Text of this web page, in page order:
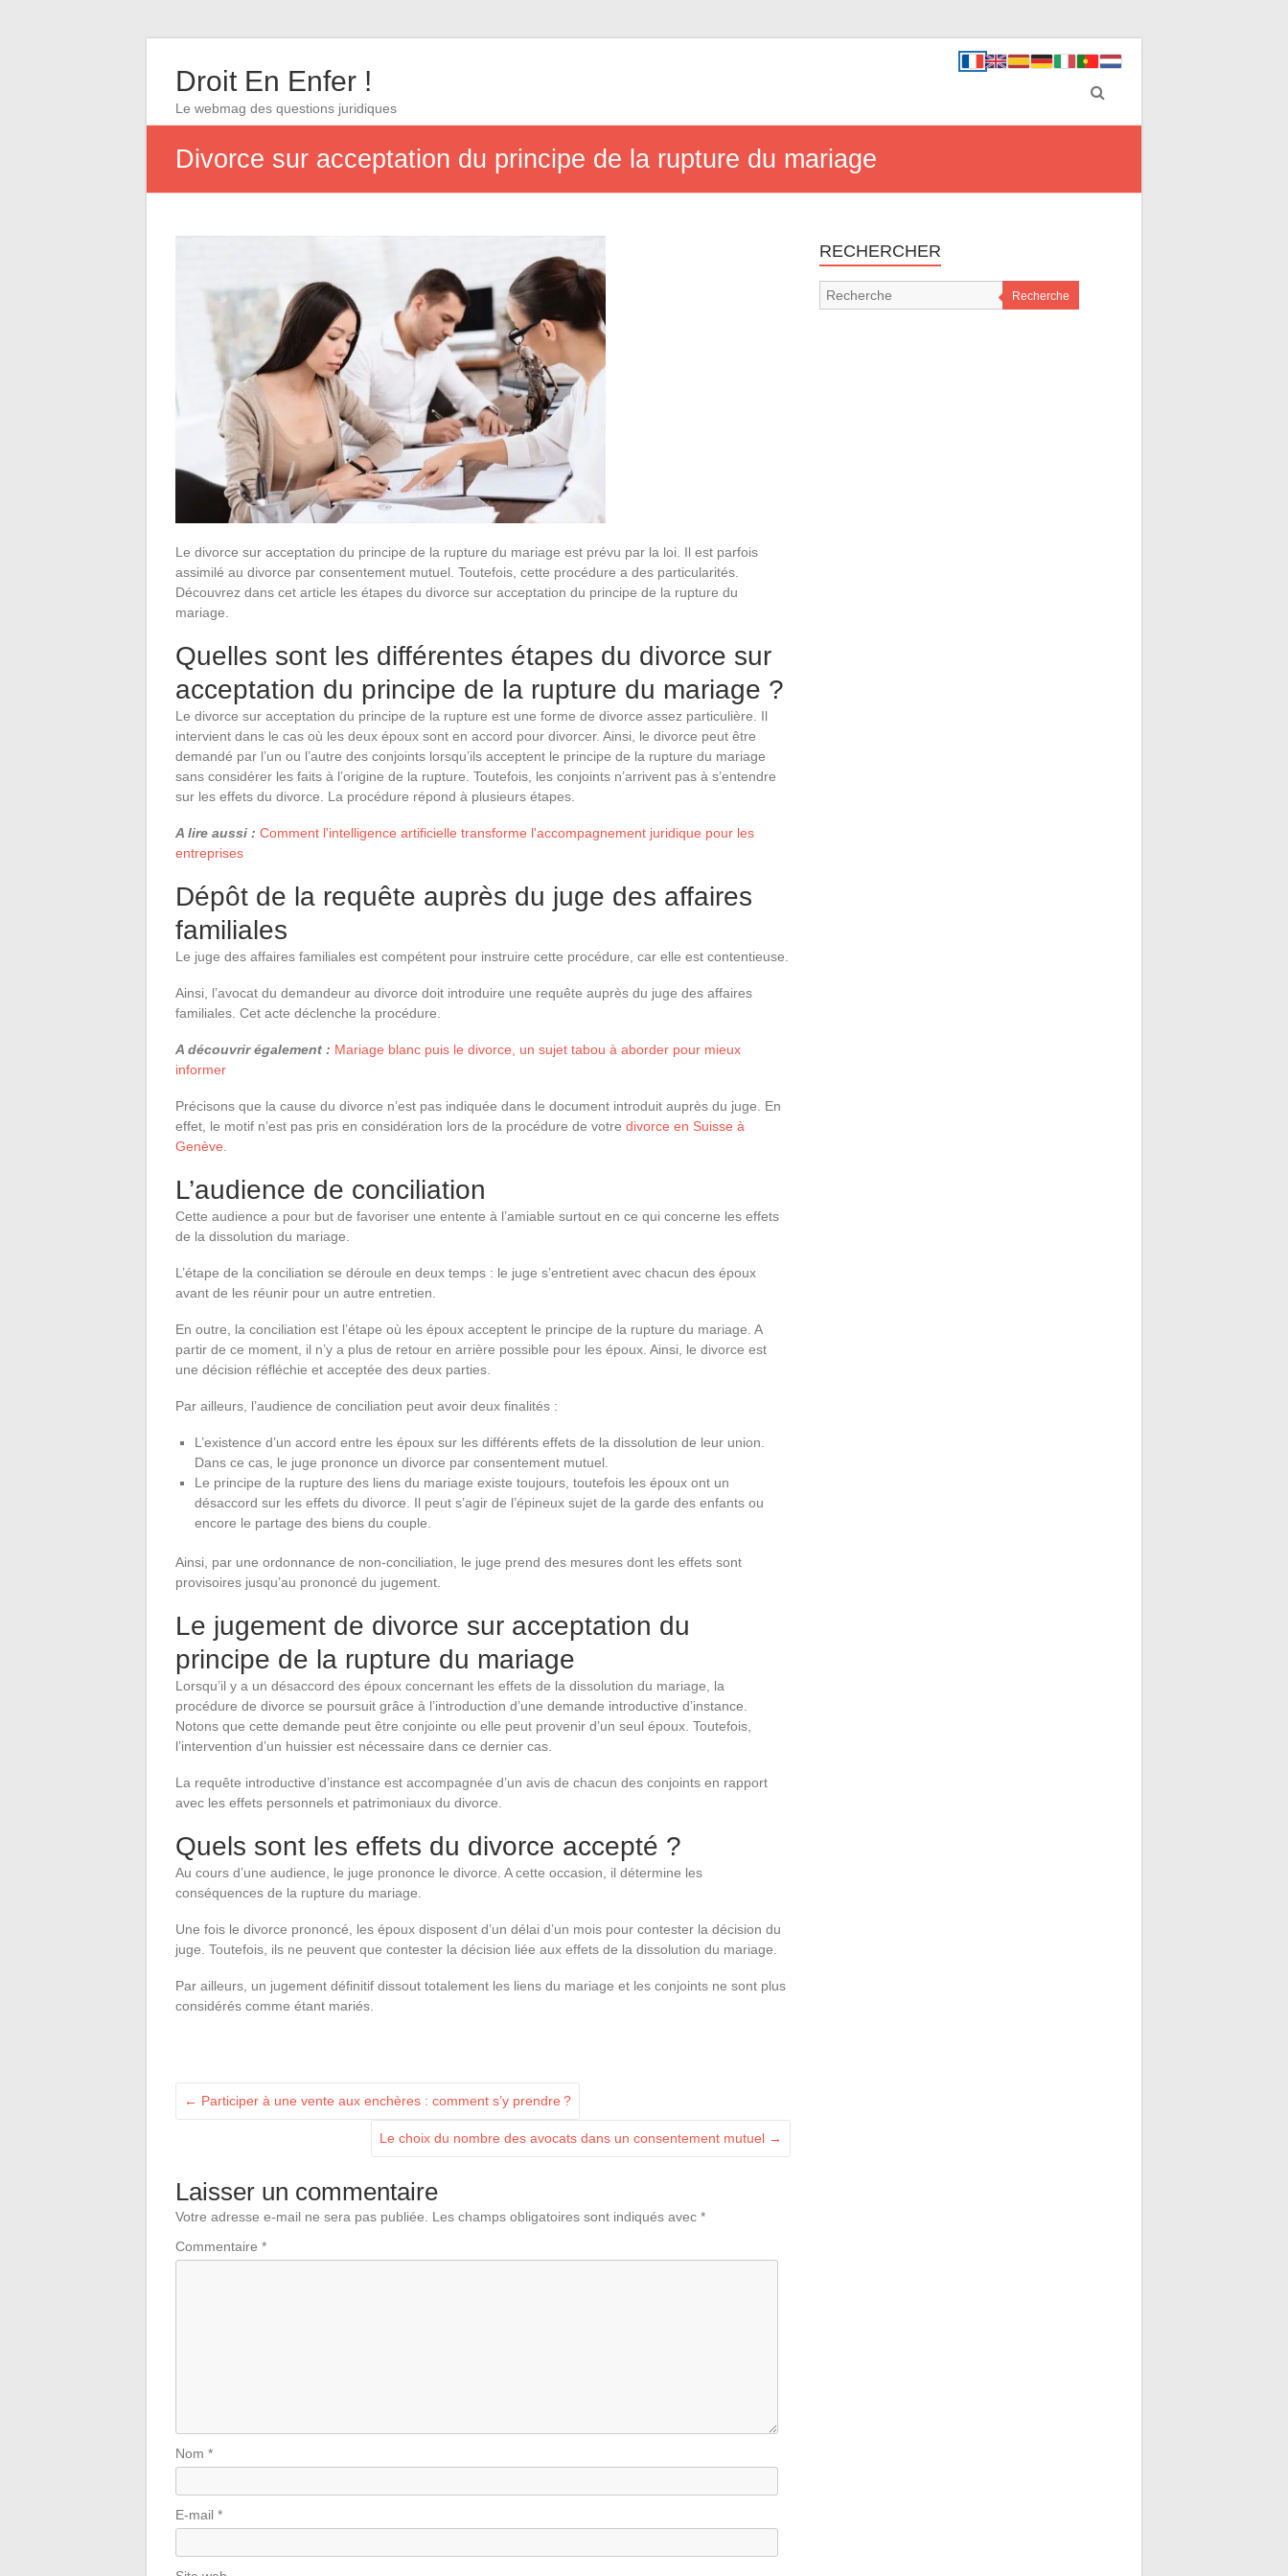
Droit En Enfer !
Le webmag des questions juridiques
Divorce sur acceptation du principe de la rupture du mariage
Le divorce sur acceptation du principe de la rupture du mariage est prévu par la loi. Il est parfois
assimilé au divorce par consentement mutuel. Toutefois, cette procédure a des particularités.
Découvrez dans cet article les étapes du divorce sur acceptation du principe de la rupture du
mariage.
Quelles sont les différentes étapes du divorce sur
acceptation du principe de la rupture du mariage ?
Le divorce sur acceptation du principe de la rupture est une forme de divorce assez particulière. Il
intervient dans le cas où les deux époux sont en accord pour divorcer. Ainsi, le divorce peut être
demandé par l’un ou l’autre des conjoints lorsqu’ils acceptent le principe de la rupture du mariage
sans considérer les faits à l’origine de la rupture. Toutefois, les conjoints n’arrivent pas à s’entendre
sur les effets du divorce. La procédure répond à plusieurs étapes.
A lire aussi : Comment l'intelligence artificielle transforme l'accompagnement juridique pour les
entreprises
Dépôt de la requête auprès du juge des affaires
familiales
Le juge des affaires familiales est compétent pour instruire cette procédure, car elle est contentieuse.
Ainsi, l’avocat du demandeur au divorce doit introduire une requête auprès du juge des affaires
familiales. Cet acte déclenche la procédure.
A découvrir également : Mariage blanc puis le divorce, un sujet tabou à aborder pour mieux
informer
Précisons que la cause du divorce n’est pas indiquée dans le document introduit auprès du juge. En
effet, le motif n’est pas pris en considération lors de la procédure de votre divorce en Suisse à
Genève
L’audience de conciliation
Cette audience a pour but de favoriser une entente à l’amiable surtout en ce qui concerne les effets
de la dissolution du mariage.
L’étape de la conciliation se déroule en deux temps : le juge s’entretient avec chacun des époux
avant de les réunir pour un autre entretien.
En outre, la conciliation est l’étape où les époux acceptent le principe de la rupture du mariage. A
partir de ce moment, il n’y a plus de retour en arrière possible pour les époux. Ainsi, le divorce est
une décision réfléchie et acceptée des deux parties.
Par ailleurs, l’audience de conciliation peut avoir deux finalités :
L’existence d’un accord entre les époux sur les différents effets de la dissolution de leur union.
Dans ce cas, le juge prononce un divorce par consentement mutuel.
Le principe de la rupture des liens du mariage existe toujours, toutefois les époux ont un
désaccord sur les effets du divorce. Il peut s’agir de l’épineux sujet de la garde des enfants ou
encore le partage des biens du couple.
Ainsi, par une ordonnance de non-conciliation, le juge prend des mesures dont les effets sont
provisoires jusqu’au prononcé du jugement.
Le jugement de divorce sur acceptation du
principe de la rupture du mariage
Lorsqu’il y a un désaccord des époux concernant les effets de la dissolution du mariage, la
procédure de divorce se poursuit grâce à l’introduction d’une demande introductive d’instance.
Notons que cette demande peut être conjointe ou elle peut provenir d’un seul époux. Toutefois,
l’intervention d’un huissier est nécessaire dans ce dernier cas.
La requête introductive d’instance est accompagnée d’un avis de chacun des conjoints en rapport
avec les effets personnels et patrimoniaux du divorce.
Quels sont les effets du divorce accepté ?
Au cours d’une audience, le juge prononce le divorce. A cette occasion, il détermine les
conséquences de la rupture du mariage.
Une fois le divorce prononcé, les époux disposent d’un délai d’un mois pour contester la décision du
juge. Toutefois, ils ne peuvent que contester la décision liée aux effets de la dissolution du mariage.
Par ailleurs, un jugement définitif dissout totalement les liens du mariage et les conjoints ne sont plus
considérés comme étant mariés.
← Participer à une vente aux enchères : comment s’y prendre ?
Le choix du nombre des avocats dans un consentement mutuel →
Laisser un commentaire
Votre adresse e-mail ne sera pas publiée. Les champs obligatoires sont indiqués avec *
Commentaire *
Nom *
E-mail *
RECHERCHER
Recherche